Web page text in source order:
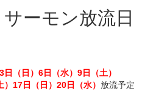
ーモン放流日
日（日）6日（水）9日（土）
17日（日）20日（水） 放流予定